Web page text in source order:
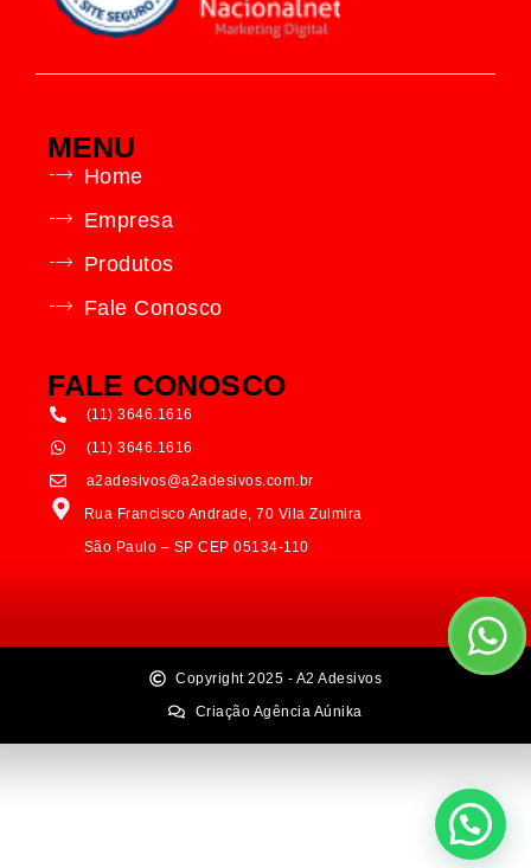
MENU
Home
Empresa
Produtos
Fale Conosco
FALE CONOSCO
(11) 3646.1616
(11) 3646.1616
a2adesivos@a2adesivos.com.br
Rua Francisco Andrade, 70 Vila Zulmira
São Paulo – SP CEP 05134-110
Copyright 2025 - A2 Adesivos
Criação Agência Aúnika